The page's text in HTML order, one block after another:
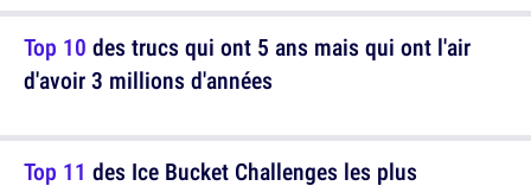
Top 10 des trucs qui ont 5 ans mais qui ont l'air
d'avoir 3 millions d'années
Top 11 des Ice Bucket Challenges les plus